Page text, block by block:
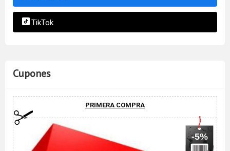
TikTok
Cupones
PRIMERA COMPRA
-5%